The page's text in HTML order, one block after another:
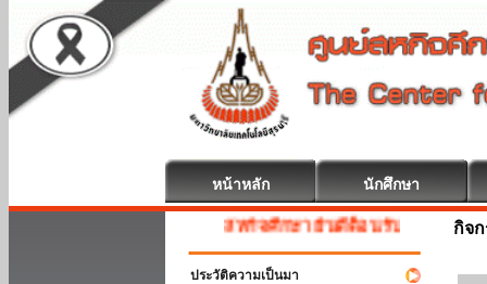
หน้าหลัก นักศึกษา
สหกิจศึกษา ยินดีต้อนรับ
ประวัติความเป็นมา
กิจ